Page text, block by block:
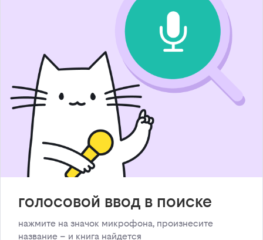
голосовой ввод в поиске
нажмите на значок микрофона, произнесите
название – и книга найдется